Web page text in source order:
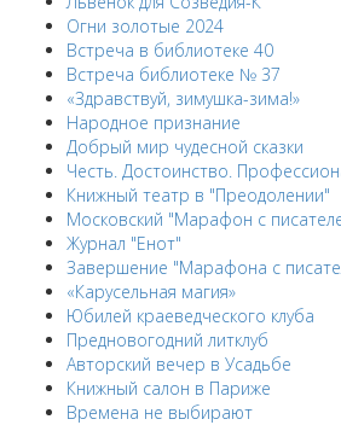
Огни золотые 2024
Встреча в библиотеке 40
Встреча библиотеке № 37
«Здравствуй, зимушка-зима!»
Народное признание
Добрый мир чудесной сказки
Честь. Достоинство.
Книжный театр в "Преодолении"
Московский "Марафон с
Журнал "Енот"
Завершение "Марафона с
«Карусельная магия»
Юбилей краеведческого клуба
Предновогодний литклуб
Авторский вечер в Усадьбе
Книжный салон в Париже
Времена не выбирают